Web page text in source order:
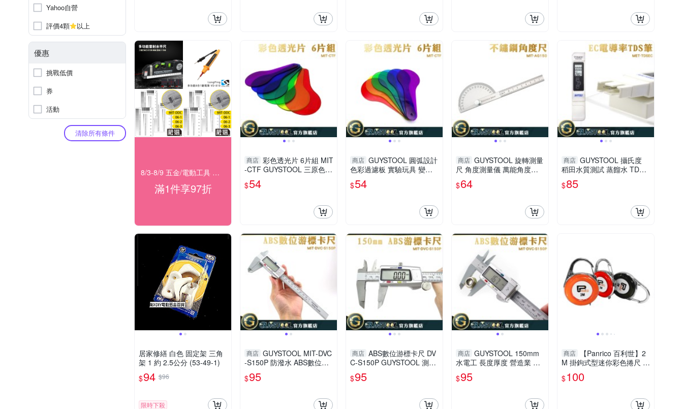
Yahoo自營
評價4顆
以上
優惠
挑戰低價
券
活動
清除所有條件
8/3-8/9 五金/電動工具 滿1件享97折！
滿1件享97折
商店 彩色透光片 6片組 MIT
-CTF GUYSTOOL 三原色教
具 色彩過濾板 顏色疊加 變
色卡
$54
商店 GUYSTOOL 圓弧設計
色彩過濾板 實驗玩具 變色
卡 顏色疊加 三原色教具 MI
T-CTF 防滑紋理
$54
商店 GUYSTOOL 旋轉測量
尺 角度測量儀 萬能角度尺
簡易量角器 分度規 半圓尺
AG150 分度尺 量角尺
$64
商店 GUYSTOOL 攝氏度
稻田水質測試 蒸餾水 TDS
值 附保護儀器 附贈皮套 TD
S水質檢測筆 MET-TDSEC
$85
居家修繕 白色 固定架 三角
架 1 約 2.5公分 (53-49-1)
$94 $96
限時下殺
商店 GUYSTOOL MIT-DVC
-S150P 防潑水 ABS數位游
標卡尺 製造業 外徑 長度厚
度 電子業 游標卡尺 測深度
$95
商店 ABS數位游標卡尺 DV
C-S150P GUYSTOOL 測深
度長度厚度 外徑 游標卡尺
高強度ABS材質 廠房 防潑
$95
商店 GUYSTOOL 150mm
水電工 長度厚度 營造業 製
造業 內徑 電子數顯卡尺 MI
T-DVC-S150P 防潑水 廠房
$95
商店
【Panrico 百利世】2
M 掛鉤式型迷你彩色捲尺 掛
勾型迷你彩色便攜尺
$100